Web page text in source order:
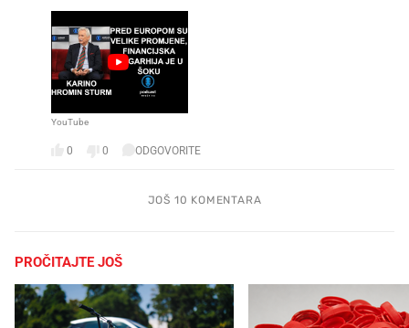
YouTube
0 0 ODGOVORITE
JOŠ 10 KOMENTARA
PROČITAJTE JOŠ